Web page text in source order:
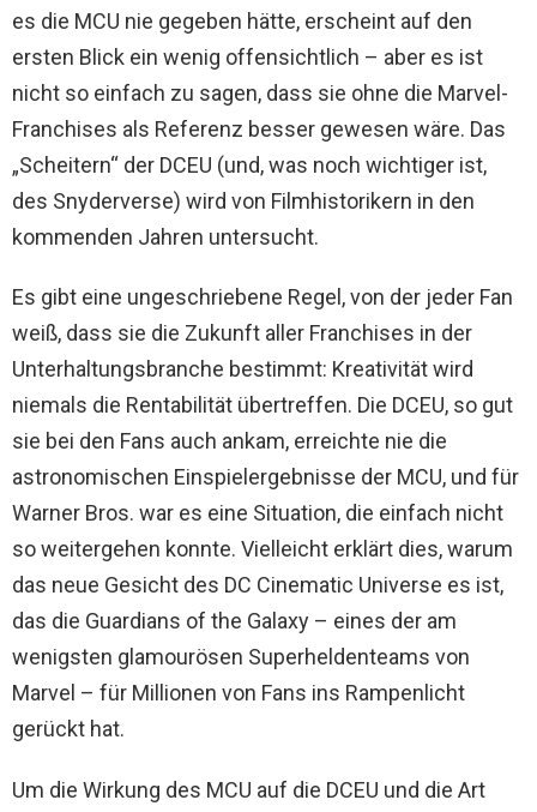
es die MCU nie gegeben hätte, erscheint auf den
ersten Blick ein wenig offensichtlich – aber es ist
nicht so einfach zu sagen, dass sie ohne die Marvel-
Franchises als Referenz besser gewesen wäre. Das
„Scheitern“ der DCEU (und, was noch wichtiger ist,
des Snyderverse) wird von Filmhistorikern in den
kommenden Jahren untersucht.
Es gibt eine ungeschriebene Regel, von der jeder Fan
weiß, dass sie die Zukunft aller Franchises in der
Unterhaltungsbranche bestimmt: Kreativität wird
niemals die Rentabilität übertreffen. Die DCEU, so gut
sie bei den Fans auch ankam, erreichte nie die
astronomischen Einspielergebnisse der MCU, und für
Warner Bros. war es eine Situation, die einfach nicht
so weitergehen konnte. Vielleicht erklärt dies, warum
das neue Gesicht des DC Cinematic Universe es ist,
das die Guardians of the Galaxy – eines der am
wenigsten glamourösen Superheldenteams von
Marvel – für Millionen von Fans ins Rampenlicht
gerückt hat.
Um die Wirkung des MCU auf die DCEU und die Art